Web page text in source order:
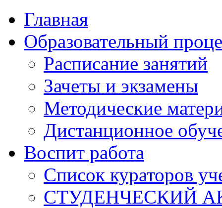
Главная
Образовательный
Расписание занятий
Зачеты и экзамены
Методические
Дистанционное
Воспит работа
Список кураторов
СТУДЕНЧЕСКИЙ